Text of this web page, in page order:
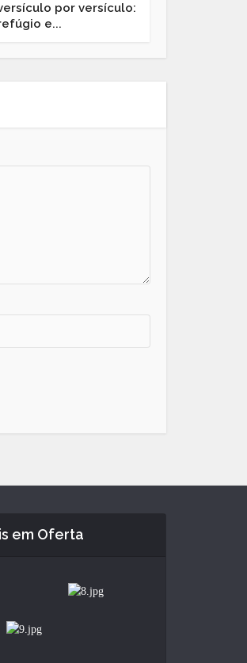
por versículo:
e...
em Oferta